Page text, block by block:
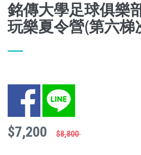
銘傳大學足球俱樂
玩樂夏令營(第六梯
Facebook LINE
$7,200 $8,800